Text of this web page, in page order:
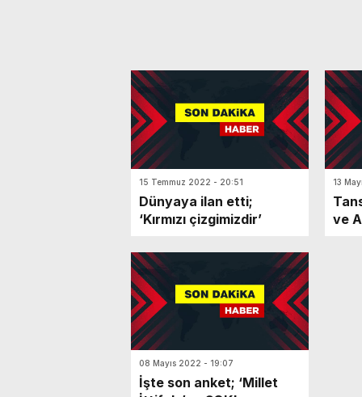
15 Temmuz 2022 - 20:51
Dünyaya ilan etti;
‘Kırmızı çizgimizdir’
13
ve
08 Mayıs 2022 - 19:07
İşte son anket; ‘Millet